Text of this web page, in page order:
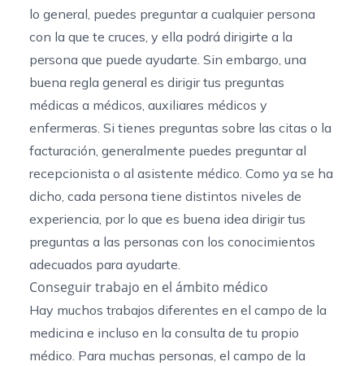
lo general, puedes preguntar a cualquier persona
con la que te cruces, y ella podrá dirigirte a la
persona que puede ayudarte. Sin embargo, una
buena regla general es dirigir tus preguntas
médicas a médicos, auxiliares médicos y
enfermeras. Si tienes preguntas sobre las citas o la
facturación, generalmente puedes preguntar al
recepcionista o al asistente médico. Como ya se ha
dicho, cada persona tiene distintos niveles de
experiencia, por lo que es buena idea dirigir tus
preguntas a las personas con los conocimientos
adecuados para ayudarte.
Conseguir trabajo en el ámbito médico
Hay muchos trabajos diferentes en el campo de la
medicina e incluso en la consulta de tu propio
médico. Para muchas personas, el campo de la